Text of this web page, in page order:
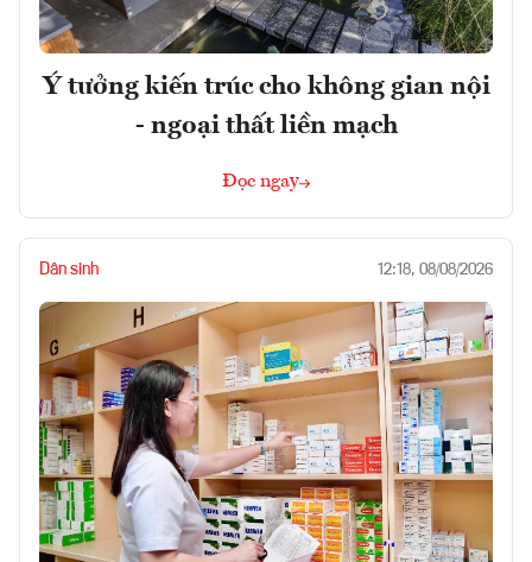
Ý tưởng kiến trúc cho không gian nội
- ngoại thất liền mạch
Đọc ngay
Dân sinh 12:18, 08/08/2026